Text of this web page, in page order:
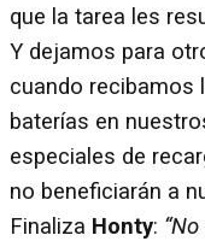
que la tarea les
Y dejamos para
cuando recibamos
baterías en
especiales de
no beneficiarán a
Finaliza Honty: